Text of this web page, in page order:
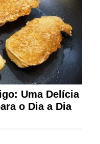
Uma Delícia
o Dia a Dia